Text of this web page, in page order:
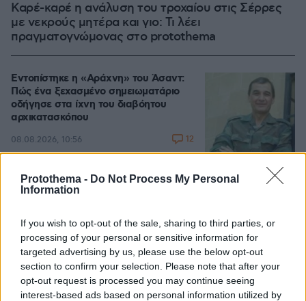
Protothema - Do Not Process My Personal
Information
If you wish to opt-out of the sale, sharing to third parties, or
processing of your personal or sensitive information for
targeted advertising by us, please use the below opt-out
section to confirm your selection. Please note that after your
opt-out request is processed you may continue seeing
interest-based ads based on personal information utilized by
Καρέ-καρέ η ανάλυση του τροχαίου στις Σέρρες
με νεκρούς μητέρα και γιο: Τι λέει
πραγματογνώμονας στο protothema
Εντοπίστηκε η «Αράχνη» του Άσαντ:
Πώς ένα ξεχασμένο σημειωματάριο
οδήγησε στα ίχνη του διαβόητου
αρχικατασκόπου
08.08.2026, 10:56 12
Ο εφιάλτης των drones πάνω από την
πυρηνικά και αεροδρόμια
08.08.2026, 10:57